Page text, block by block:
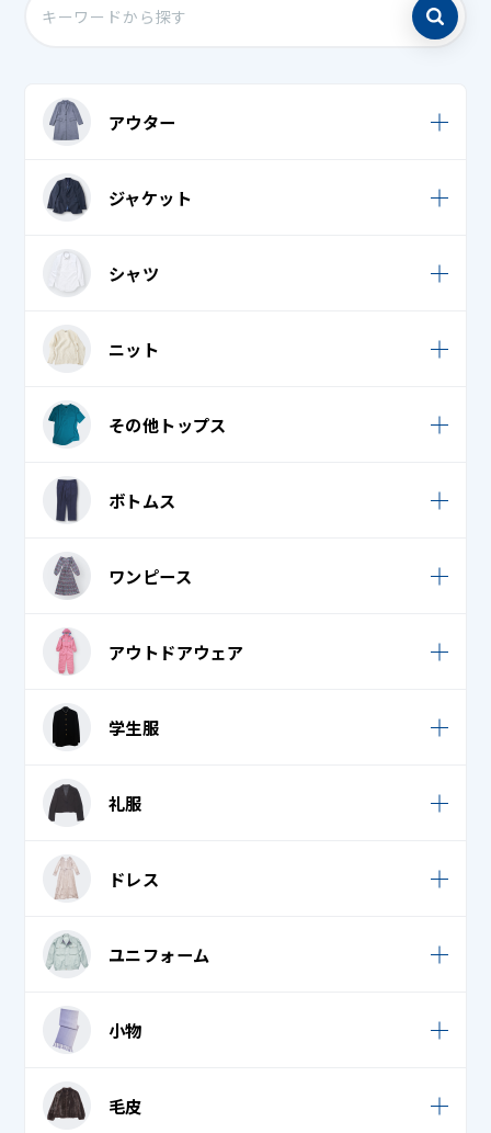
アウター
ウィンドブレーカー
キルティングベスト
ジャンパー
ダウンジャケット・ダウンコート
ベンチコート
ジャケット
カジュアルジャケット
スーツ
タキシード・モーニング・燕尾服 上
礼服 / 喪服
シャツ
Tシャツ・ロングTシャツ
ポロシャツ
襟付き / オープンシャツ
ニット
カーディガン
その他トップス
Tシャツ・ロングTシャツ
ジャージ
トレーナー・パーカー
バスローブ
ブラウス
ベスト・ロングベスト
ボレロ
ポロシャツ
礼服 / 喪服
ボトムス
スーツ
カジュアルパンツ / スカート
ジャージ
ダウンパンツ / スカート
デニム (ジーンズ)
学生服
礼服 / 喪服
ワンピース
サロペット・ジャンパースカート
ロンパース
ワンピース・チュニック
礼服 / 喪服
アウトドアウェア
ウェットスーツ
スキー手袋・スノボ手袋
学生服
学生服
礼服
礼服 / 喪服
ドレス
チャイナドレス
ユニフォーム
エプロン・割烹着
クリーンスーツ
コックコート
小物
ウェディンググローブ
毛皮